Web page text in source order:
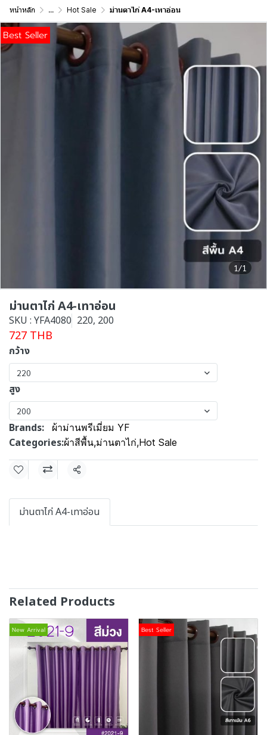
หน้าหลัก ... Hot Sale ม่านตาไก่ A4-เทาอ่อน
1/1
Best Seller
ม่านตาไก่ A4-เทาอ่อน
SKU : YFA4080 220, 200
727 THB
กว้าง
220
สูง
200
Brands: ผ้าม่านพรีเมี่ยม YF
Categories:ผ้าสีพื้น,ม่านตาไก่,Hot Sale
Share
ม่านตาไก่ A4-เทาอ่อน
Related Products
New Arrival Best Seller